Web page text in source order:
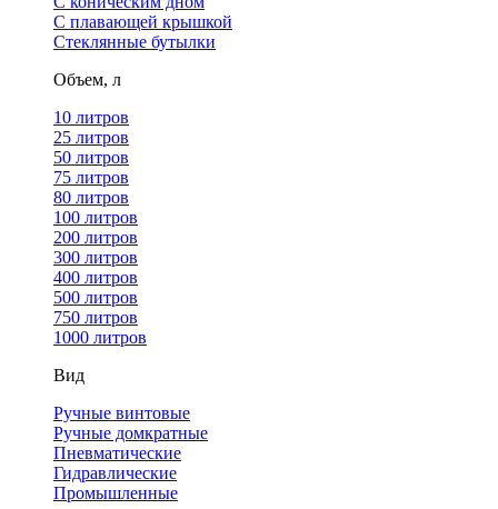
С плавающей крышкой
Стеклянные бутылки
Объем, л
10 литров
25 литров
50 литров
75 литров
80 литров
100 литров
200 литров
300 литров
400 литров
500 литров
750 литров
1000 литров
Вид
Ручные винтовые
Ручные домкратные
Пневматические
Гидравлические
Промышленные